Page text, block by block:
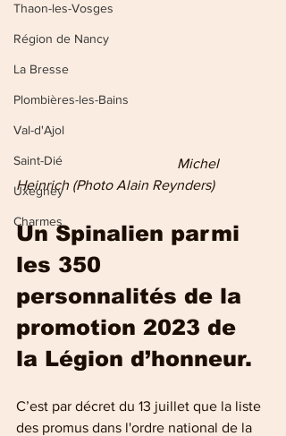
Thaon-les-Vosges
Région de Nancy
La Bresse
Plombières-les-Bains
Val-d'Ajol
Saint-Dié
Uxegney
Charmes
Michel
Heinrich (Photo Alain Reynders)
Un Spinalien parmi
les 350
personnalités de la
promotion 2023 de
la Légion d’honneur.
C’est par décret du 13 juillet que la liste
des promus dans l'ordre national de la